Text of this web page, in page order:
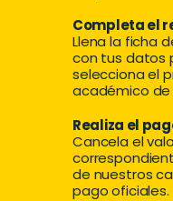
Completa el
Llena la ficha
con tus datos
selecciona el
académico de
Realiza el
Cancela el
de nuestros
pago oficiales.